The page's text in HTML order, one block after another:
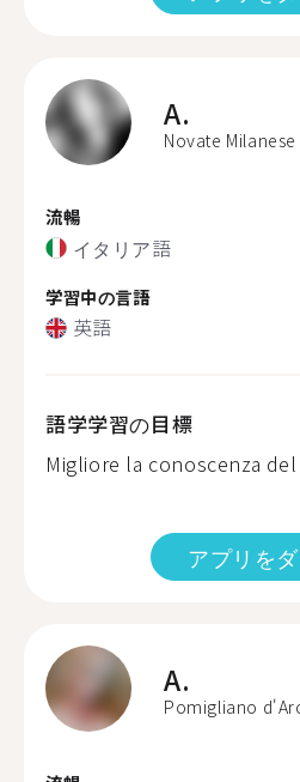
A.
Novate Milanese
流暢
イタリア語
学習中の言語
英語
語学学習の目標
Migliore la conoscenza
アプリを
A.
Pomigliano